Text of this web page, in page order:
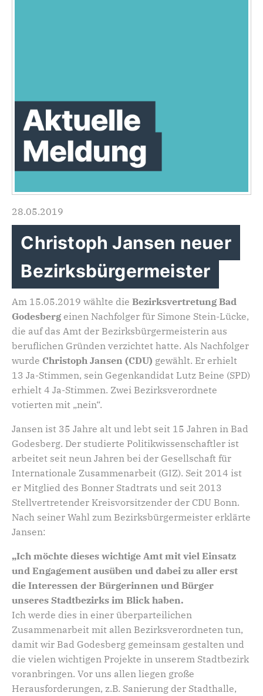
28.05.2019
Christoph Jansen neuer
Bezirksbürgermeister
Am 15.05.2019 wählte dieBezirksvertretung Bad
Godesberg einen Nachfolger für Simone Stein-Lücke,
die auf das Amt der Bezirksbürgermeisterin aus
beruflichen Gründen verzichtet hatte. Als Nachfolger
wurde Christoph Jansen (CDU) gewählt. Er erhielt
13 Ja-Stimmen, sein Gegenkandidat Lutz Beine (SPD)
erhielt 4 Ja-Stimmen. Zwei Bezirksverordnete
votierten mit „nein“.
Jansen ist 35 Jahre alt und lebt seit 15 Jahren in Bad
Godesberg. Der studierte Politikwissenschaftler ist
arbeitet seit neun Jahren bei der Gesellschaft für
Internationale Zusammenarbeit (GIZ). Seit 2014 ist
er Mitglied des Bonner Stadtrats und seit 2013
Stellvertretender Kreisvorsitzender der CDU Bonn.
Nach seiner Wahl zum Bezirksbürgermeister erklärte
Jansen:
„Ich möchte dieses wichtige Amt mit viel Einsatz
und Engagement ausüben und dabei zu aller erst
die Interessen der Bürgerinnen und Bürger
unseres Stadtbezirks im Blick haben.
Ich werde dies in einer überparteilichen
Zusammenarbeit mit allen Bezirksverordneten tun,
damit wir Bad Godesberg gemeinsam gestalten und
die vielen wichtigen Projekte in unserem Stadtbezirk
voranbringen. Vor uns allen liegen große
Herausforderungen, z.B. Sanierung der Stadthalle,